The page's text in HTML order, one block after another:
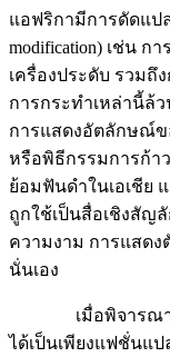
modification) เช่น
เครื่องประดับ รวมถึ
การกระทำเหล่านี้ล้
การแสดงอัตลักษณ์ข
หรือพิธีกรรมการก้า
ย้อมฟันดำในเอเชีย
ถูกใช้เป็นสื่อเชิงสัญ
ความงาม การแสด
นั่นเอง
ได้เป็นเพียงแฟชั่น
คุณค่าและโครงสร้า